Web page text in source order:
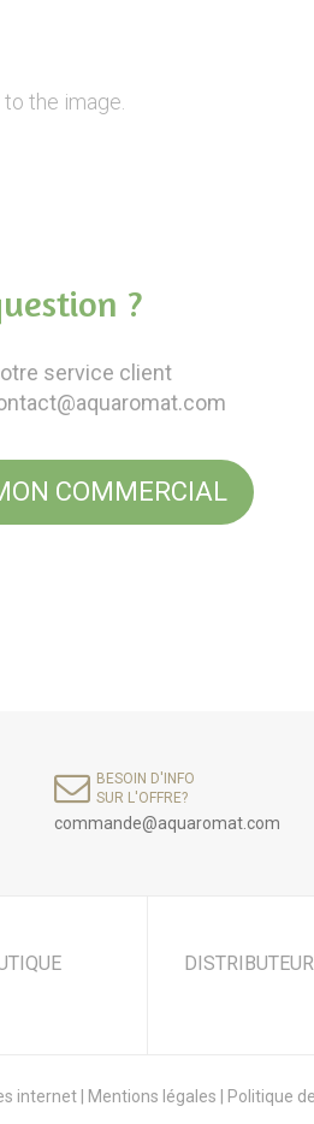
the image.
?
service client
COMMERCIAL
BESOIN D'INFO
SUR L'OFFRE?
commande@aquaromat.com
internet| Mentions légales Politique